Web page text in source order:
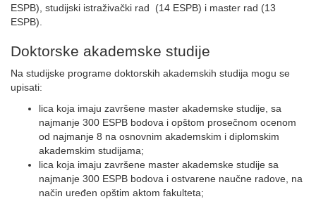
ESPB), studijski istraživački rad (14 ESPB) i master rad (13
ESPB).
Doktorske akademske studije
Na studijske programe doktorskih akademskih studija mogu se
upisati:
lica koja imaju završene master akademske studije, sa
najmanje 300 ESPB bodova i opštom prosečnom ocenom
od najmanje 8 na osnovnim akademskim i diplomskim
akademskim studijama;
lica koja imaju završene master akademske studije sa
najmanje 300 ESPB bodova i ostvarene naučne radove, na
način uređen opštim aktom fakulteta;